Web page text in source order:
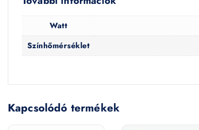
Watt
Színhőmérséklet
Kapcsolódó termékek